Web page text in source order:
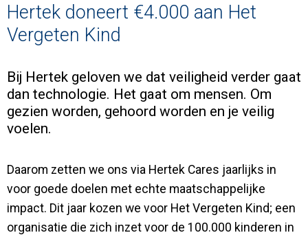
Over Hertek Groep
Werken bij Hertek
Support & contact
Hertek doneert €4.000 aan Het
Vergeten Kind
Bij Hertek geloven we dat veiligheid verder gaat
dan technologie. Het gaat om mensen. Om
gezien worden, gehoord worden en je veilig
voelen.
Daarom zetten we ons via Hertek Cares jaarlijks in
voor goede doelen met echte maatschappelijke
impact. Dit jaar kozen we voor Het Vergeten Kind; een
organisatie die zich inzet voor de 100.000 kinderen in